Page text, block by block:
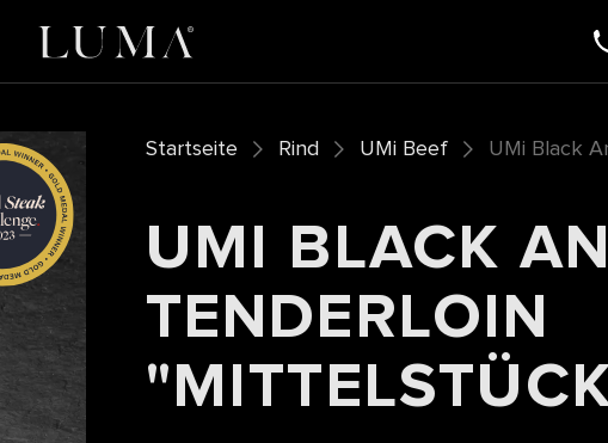
Startseite Rind UMi Beef UMi Black
UMI BLACK
TENDERLOIN